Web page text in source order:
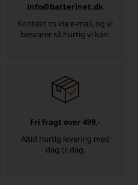
info@batterinet.dk
Kontakt os via e-mail, og vi
besvarer så hurtig vi kan.
Fri fragt over 499,-
Altid hurtig levering med
dag til dag.